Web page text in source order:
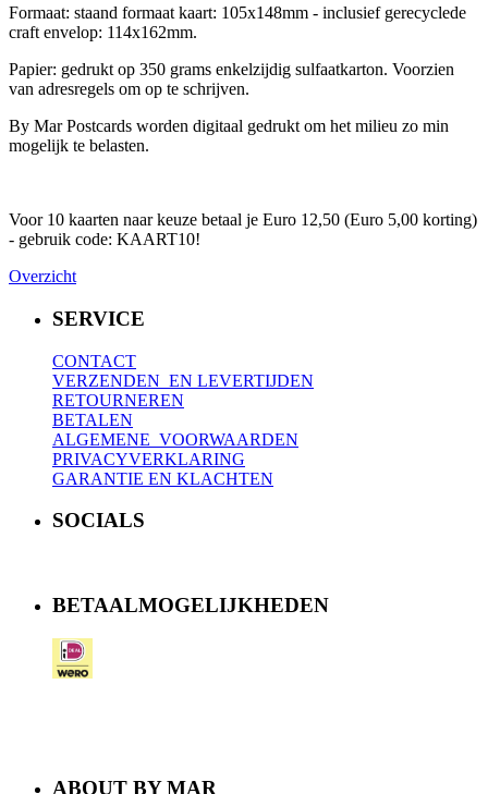
Formaat: staand formaat kaart: 105x148mm - inclusief gerecyclede
craft envelop: 114x162mm.
Papier: gedrukt op 350 grams enkelzijdig sulfaatkarton. Voorzien
van adresregels om op te schrijven.
By Mar Postcards worden digitaal gedrukt om het milieu zo min
mogelijk te belasten.
Voor 10 kaarten naar keuze betaal je Euro 12,50 (Euro 5,00 korting)
- gebruik code: KAART10!
Overzicht
SERVICE
CONTACT
VERZENDEN EN LEVERTIJDEN
RETOURNEREN
BETALEN
ALGEMENE VOORWAARDEN
PRIVACYVERKLARING
GARANTIE EN KLACHTEN
SOCIALS
BETAALMOGELIJKHEDEN
ABOUT BY MAR